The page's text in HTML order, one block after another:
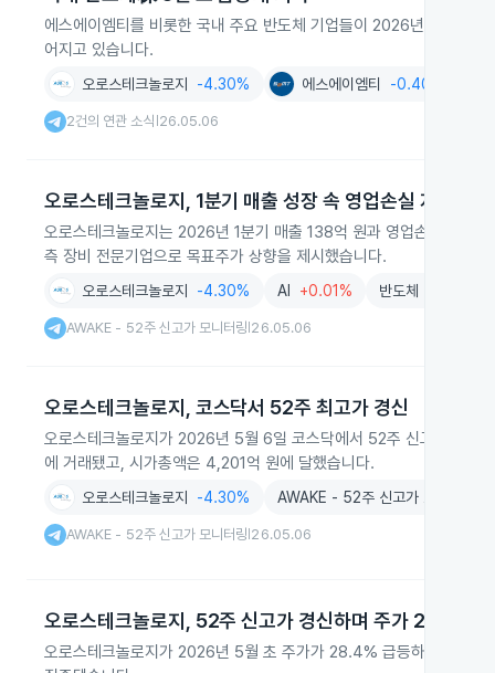
에스에이엠티를 비롯한 국내 주요 반도체 기업들이 2026년 5월 초
어지고 있습니다.
오로스테크놀로지 -4.30% 에스에이엠티 -0.40%
2건의 연관 소식 26.05.06
오로스테크놀로지, 1분기 매출 성장 속 영업손실 지속
오로스테크놀로지는 2026년 1분기 매출 138억 원과 영업손실 13억
측 장비 전문기업으로 목표주가 상향을 제시했습니다.
오로스테크놀로지 -4.30% AI +0.01% 반도체
AWAKE - 52주 신고가 모니터링 26.05.06
오로스테크놀로지, 코스닥서 52주 최고가 경신
오로스테크놀로지가 2026년 5월 6일 코스닥에서 52주 신고가를
에 거래됐고, 시가총액은 4,201억 원에 달했습니다.
오로스테크놀로지 -4.30% AWAKE - 52주 신고가 모니터링
AWAKE - 52주 신고가 모니터링 26.05.06
오로스테크놀로지, 52주 신고가 경신하며 주가 28.4%
오로스테크놀로지가 2026년 5월 초 주가가 28.4% 급등하며 52주